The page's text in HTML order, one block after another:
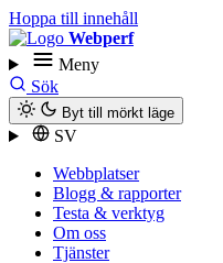
Hoppa till innehåll
Webperf
Meny
Sök
Byt till mörkt läge
SV
Webbplatser
Blogg & rapporter
Testa & verktyg
Om oss
Tjänster